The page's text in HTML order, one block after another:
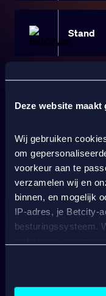
Deze website
Wij gebruiken
om
voorkeur aan te
verzamelen wij en
binnen, en mogelijk
IP-adres, je Betcity-
besturingssysteem.
Stand
Wedden op sport